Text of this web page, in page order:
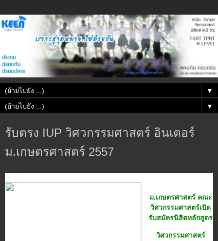
▼
▼
รับตรง IUP วิศวกรรมศาสตร์ อินเตอร์
ม.เกษตรศาสตร์ 2557
ม.เกษตรศาสตร์ คณะ
วิศวกรรมศาสตร์เปิด
รับสมัครนิสิตหลักสูตร
วิศวกรรมศาสตร์